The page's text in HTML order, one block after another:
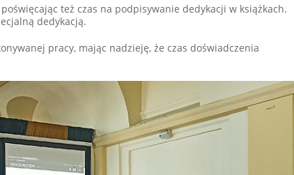
też czas na podpisywanie dedykacji w książkach.
dedykacją.
pracy, mając nadzieję, że czas doświadczenia